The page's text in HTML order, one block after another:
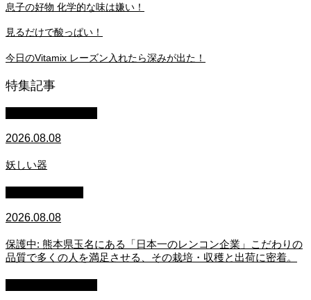
息子の好物 化学的な味は嫌い！
見るだけで酸っぱい！
今日のVitamix レーズン入れたら深みが出た！
特集記事
2026.08.08
妖しい器
2026.08.08
保護中: 熊本県玉名にある「日本一のレンコン企業」こだわりの
品質で多くの人を満足させる、その栽培・収穫と出荷に密着。